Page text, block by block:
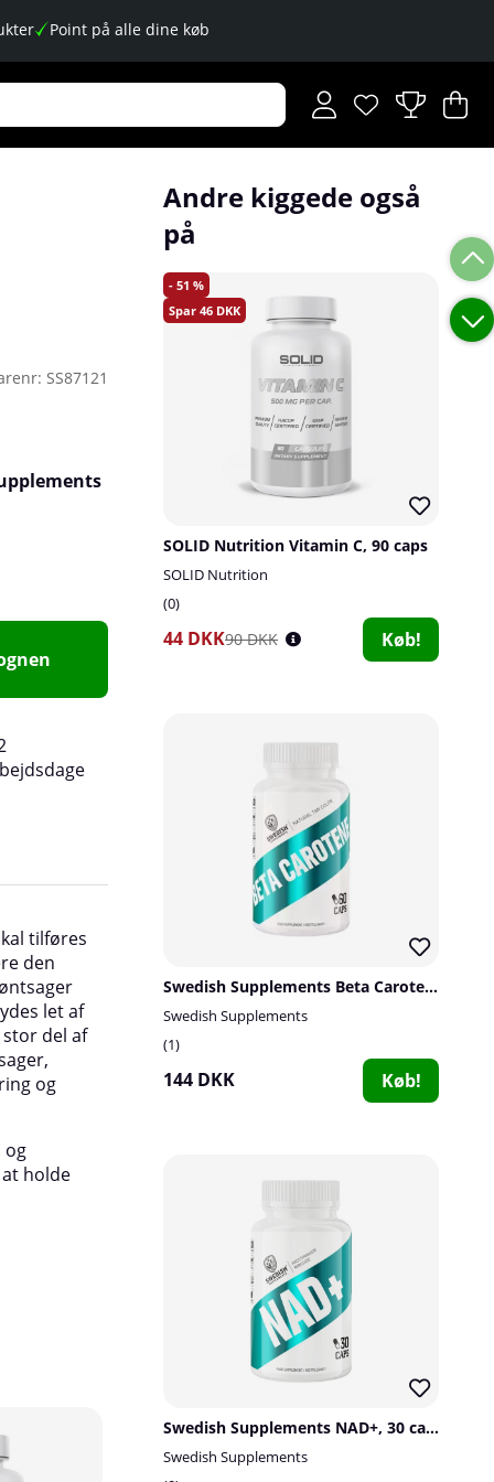
Point på alle dine køb
Ønskeliste
Antal på
.
.
SS87121
Andre kiggede også
på
51
46
SOLID Nutrition Vitamin C, 90 caps
SOLID Nutrition
0
44 DKK90 DKK Køb!
Swedish Supplements Beta Caroten, 60 caps
Swedish Supplements
1
144 DKK Køb!
Swedish Supplements NAD+, 30 caps
Swedish Supplements
tilføres
den
let af
del af
og
og
holde
C-vitamin forbedrer optagelsen af jern i
og har også en generel antioxidativ effekt i
symptomer på C-vitaminmangel kan
følsomhed over for infektioner,
sårheling.
Dosering:1 tyggetablet
100 stk.
10